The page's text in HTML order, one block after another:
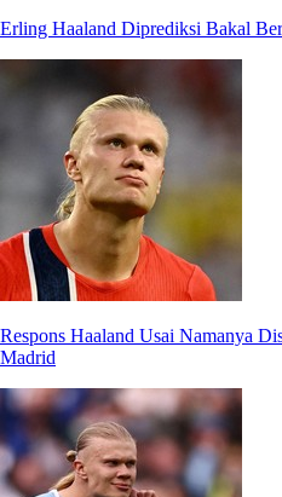
Erling Haaland Diprediksi Bakal
Respons Haaland Usai Namanya
Madrid